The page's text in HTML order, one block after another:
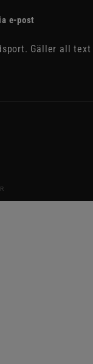
e-post
Gäller all text